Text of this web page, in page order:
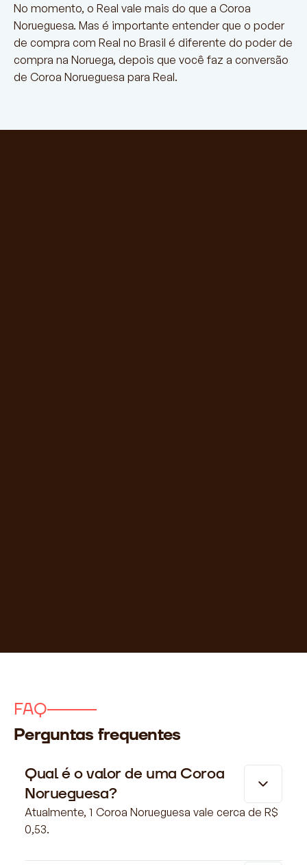
No momento, o Real vale mais do que a Coroa
Norueguesa. Mas é importante entender que o poder
de compra com Real no Brasil é diferente do poder de
compra na Noruega, depois que você faz a conversão
de Coroa Norueguesa para Real.
FAQ
Perguntas frequentes
Qual é o valor de uma Coroa
Norueguesa?
Atualmente, 1 Coroa Norueguesa vale cerca de R$
0,53.